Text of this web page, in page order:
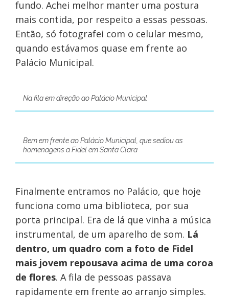
fundo. Achei melhor manter uma postura
mais contida, por respeito a essas pessoas.
Então, só fotografei com o celular mesmo,
quando estávamos quase em frente ao
Palácio Municipal.
Na fila em direção ao Palácio Municipal
Bem em frente ao Palácio Municipal, que sediou as
homenagens a Fidel em Santa Clara
Finalmente entramos no Palácio, que hoje
funciona como uma biblioteca, por sua
porta principal. Era de lá que vinha a música
instrumental, de um aparelho de som. Lá
dentro, um quadro com a foto de Fidel
mais jovem repousava acima de uma coroa
de flores. A fila de pessoas passava
rapidamente em frente ao arranjo simples.